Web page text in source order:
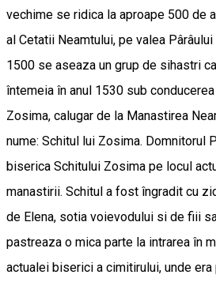
vechime se ridica la aproape 500 de
al Cetatii Neamtului, pe valea Pârâului
1500 se aseaza un grup de sihastri
întemeia în anul 1530 sub
Zosima, calugar de la Manastirea
nume: Schitul lui Zosima. Domnitorul
biserica Schitului Zosima pe locul
manastirii. Schitul a fost îngradit cu
de Elena, sotia voievodului si de fiii
pastreaza o mica parte la intrarea în
actualei biserici a cimitirului, unde